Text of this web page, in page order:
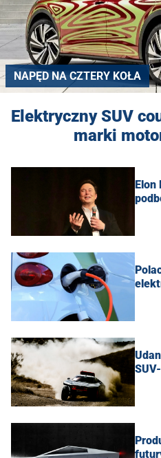
NAPĘD NA CZTERY KOŁA
Elektryczny SUV
marki
Elon